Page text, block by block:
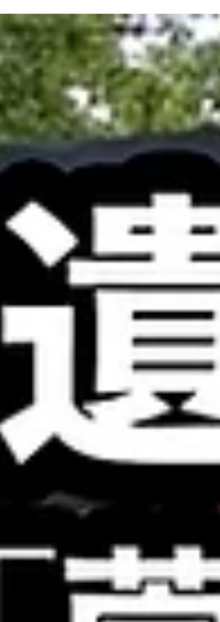
したいと考えている学生の方に、参考となる本のうち、
在入手可能なもの（購入できるもの，あるいは図書館等
所蔵されているもの）を12冊厳選して紹介します。ぜひ
読んでみてください。